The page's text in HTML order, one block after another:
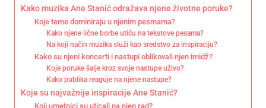
Kako muzika Ane Stanić odražava njene životne poruke?
Koje teme dominiraju u njenim pesmama?
Kako njene lične borbe utiču na tekstove pesama?
Na koji način muzika služi kao sredstvo za inspiraciju?
Kako su njeni koncerti i nastupi oblikovali njen imidž?
Koje poruke šalje kroz svoje nastupe uživo?
Kako publika reaguje na njene nastupe?
Koje su najvažnije inspiracije Ane Stanić?
Koji umetnici su uticali na njen rad?